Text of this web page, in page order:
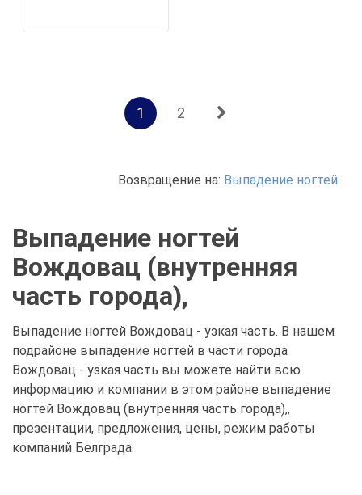
1 2
Возвращение на: Выпадение ногтей
Выпадение ногтей
Вождовац (внутренняя
часть города),
Выпадение ногтей Вождовац - узкая часть. В нашем
подрайоне выпадение ногтей в части города
Вождовац - узкая часть вы можете найти всю
информацию и компании в этом районе выпадение
ногтей Вождовац (внутренняя часть города),,
презентации, предложения, цены, режим работы
компаний Белграда.